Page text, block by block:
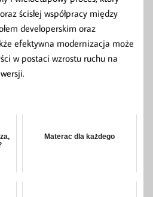
ścisłej współpracy między
developerskim oraz
efektywna modernizacja może
w postaci wzrostu ruchu na
Materac dla każdego